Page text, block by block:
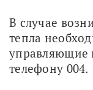
В случае
тепла
управляющие
телефону 004.